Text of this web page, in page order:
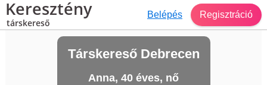
Keresztény
társkereső
Belépés Regisztráció
Társkereső Debrecen
Anna, 40 éves, nő